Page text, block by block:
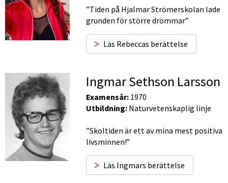
”Tiden på Hjalmar Strömerskolan lade
grunden för större drömmar”
Läs Rebeccas berättelse
Ingmar Sethson Larsson
Examensår: 1970
Utbildning: Naturvetenskaplig linje
”Skoltiden är ett av mina mest positiva
livsminnen!”
Läs Ingmars berättelse